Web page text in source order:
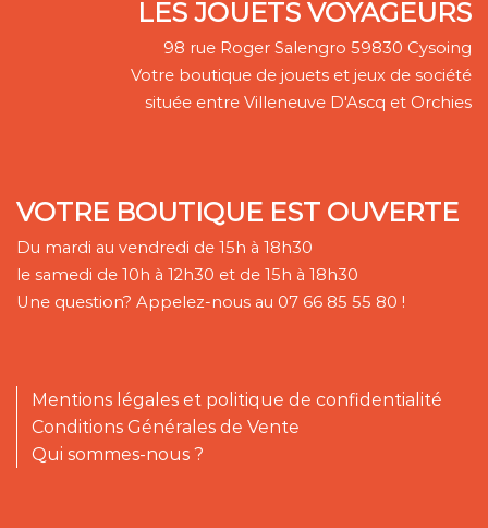
LES JOUETS VOYAGEURS
98 rue Roger Salengro 59830 Cysoing
Votre boutique de jouets et jeux de société
située entre Villeneuve D'Ascq et Orchies
VOTRE BOUTIQUE EST OUVERTE
Du mardi au vendredi de 15h à 18h30
le samedi de 10h à 12h30 et de 15h à 18h30
Une question? Appelez-nous au 07 66 85 55 80 !
Mentions légales et politique de confidentialité
Conditions Générales de Vente
Qui sommes-nous ?